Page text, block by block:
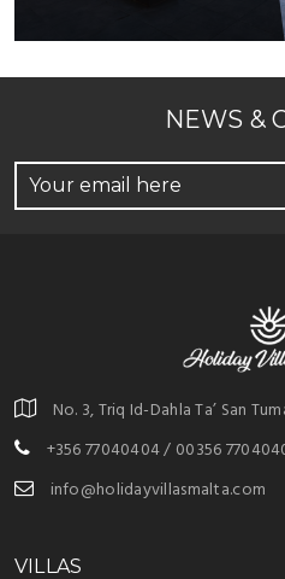
NEWS &
No. 3, Triq Id-Dahla Ta’ San
+356 77040404 / 00356
info@holidayvillasmalta.com
VILLAS